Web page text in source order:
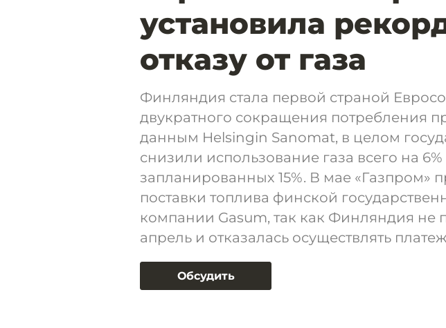
установила
отказу от газа
Финляндия стала первой страной
двукратного сокращения потребления
данным Helsingin Sanomat, в целом
снизили использование газа всего на
запланированных 15%. В мае «Газпром»
поставки топлива финской
компании Gasum, так как Финляндия не
апрель и отказалась осуществлять
Обсудить